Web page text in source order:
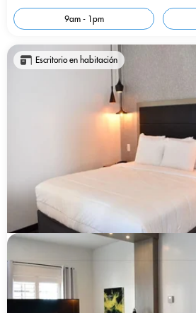
9am - 1pm
Escritorio en habitación